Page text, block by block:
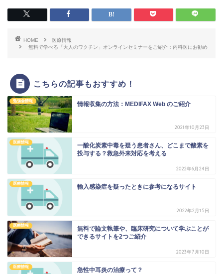
HOME
医療情報
無料で学べる「大人のワクチン」オンラインセミナーをご紹介：内科医にお勧め
こちらの記事もおすすめ！
勉強会情報 情報収集の方法：MEDIFAX Web のご紹介
2021年10月23日
医療情報
一酸化炭素中毒を疑う患者さん、どこまで酸素を
投与する？救急外来対応を考える
2022年6月24日
医療情報 輸入感染症を疑ったときに参考になるサイト
2022年2月15日
医療情報
無料で論文執筆や、臨床研究について学ぶことが
できるサイトを2つご紹介
2023年7月10日
医療情報 急性中耳炎の治療って？